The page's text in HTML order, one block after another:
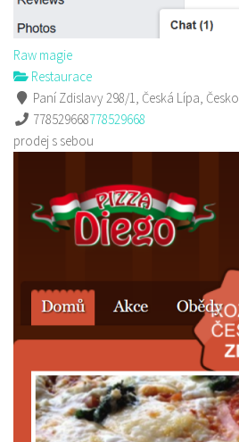
Raw magie
Restaurace
Paní Zdislavy 298/1, Česká Lípa, Česko
778529668778529668
prodej s sebou